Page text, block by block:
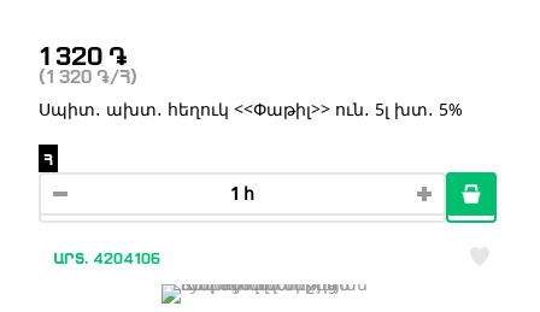
1 320 ֏
(1 320 ֏ /Հ)
Սպիտ․ ախտ․ հեղուկ <<Փաթիլ>> ուն․ 5լ խտ․ 5%
Հ
ԱՐՏ. 4204106